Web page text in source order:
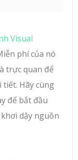
Visual
phí của nó
trực quan để
tiết. Hãy cùng
để bắt đầu
dậy nguồn